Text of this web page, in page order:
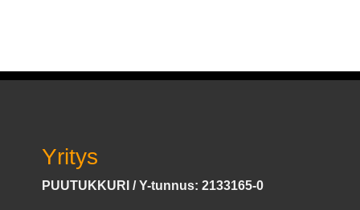
Yritys
PUUTUKKURI / Y-tunnus: 2133165-0